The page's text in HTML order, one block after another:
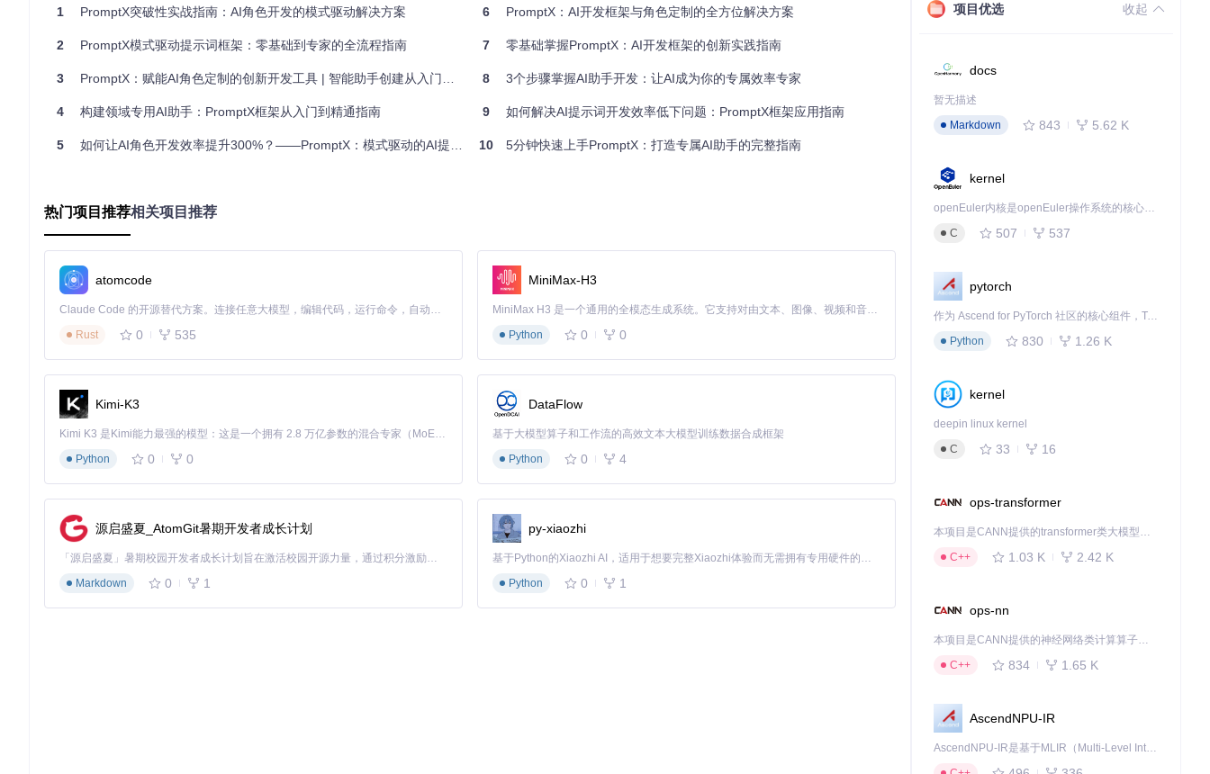
2.2 获取项目代码
git clone
2.3 安装依赖
# 使用pnpm安装依赖（推荐）
✅ 完成标记：依赖安装成功后，项目根目录将出现node_modules文件夹
方式一：桌面客户端（推荐新手）
# 构建并启动桌面应用
方式二：命令行界面
# 启动CLI模式
# 同时启动MCP服务器和前端界面
三、技术原理透视：PromptX架构解析
1 PromptX突破性实战指南：AI角色开发的模式驱动解决方案
2 PromptX模式驱动提示词框架：零基础到专家的全流程指南
3 PromptX：赋能AI角色定制的创新开发工具 | 智能助手创建从入门到精通指南
4 构建领域专用AI助手：PromptX框架从入门到精通指南
5 如何让AI角色开发效率提升300%？——PromptX：模式驱动的AI提示词开发框架
6 PromptX：AI开发框架与角色定制的全方位解决方案
7 零基础掌握PromptX：AI开发框架的创新实践指南
8 3个步骤掌握AI助手开发：让AI成为你的专属效率专家
9 如何解决AI提示词开发效率低下问题：PromptX框架应用指南
10 5分钟快速上手PromptX：打造专属AI助手的完整指南
热门项目推荐相关项目推荐
atomcode
Claude Code 的开源替代方案。连接任意大模型，编辑代码，运行命令，自动验证 — 全自动执行。用 Rust 构建，极致性能。 ｜ An open-source alternative to Claude Code. Connect any LLM, edit code, run commands, and verify changes — autonomously. Built in Rust for speed. Get Started
Rust
0 535
MiniMax-H3
MiniMax H3 是一个通用的全模态生成系统。它支持对由文本、图像、视频和音频组成的多模态上下文进行统一理解，并能生成分辨率高达 2K、时长可达 15 秒的带原生立体声音频的视频。得益于面向任务泛化的系统设计，H3 在预训练阶段就已具备广泛的多模态上下文理解与生成能力，能够出色地执行复杂的多模态指令。
Python
0 0
Kimi-K3
Kimi K3 是Kimi能力最强的模型：这是一个拥有 2.8 万亿参数的混合专家（MoE）模型，具备原生视觉理解能力，并支持 100 万 token 的上下文窗口。
Python
0 0
DataFlow
基于大模型算子和工作流的高效文本大模型训练数据合成框架
Python
0 4
源启盛夏_AtomGit暑期开发者成长计划
「源启盛夏」暑期校园开发者成长计划旨在激活校园开源力量，通过积分激励、认证扶持、资源倾斜等形式，引导高校组织和开发者完成「入驻 — 建项目 — 做贡献 — 获认证 — 得资源」的完整闭环。无论你是想带领社团入驻平台的组织者，还是希望用代码贡献证明自己的开发者，都能在这里找到属于你的成长路径。
Markdown
0 1
py-xiaozhi
基于Python的Xiaozhi AI，适用于想要完整Xiaozhi体验而无需拥有专用硬件的用户。
Python
0 1
项目优选 收起
docs
暂无描述
Markdown
843 5.62 K
kernel
openEuler内核是openEuler操作系统的核心，既是系统性能与稳定性的基石，也是连接处理器、设备与服务的桥梁。
C
507 537
pytorch
作为 Ascend for PyTorch 社区的核心组件，TorchNPU 是昇腾专为 PyTorch 打造的深度学习适配插件，使 PyTorch 框架能够直接调用昇腾 NPU，为开发者提供昇腾 AI 处理器的超强算力。
Python
830 1.26 K
kernel
deepin linux kernel
C
33 16
ops-transformer
本项目是CANN提供的transformer类大模型算子库，实现网络在NPU上加速计算。
C++
1.03 K 2.42 K
ops-nn
本项目是CANN提供的神经网络类计算算子库，实现网络在NPU上加速计算。
C++
834 1.65 K
AscendNPU-IR
AscendNPU-IR是基于MLIR（Multi-Level Intermediate Representation）构建的，面向昇腾亲和算子编译时使用的中间表示，提供昇腾完备表达能力，通过编译优化提升昇腾AI处理器计算效率，支持通过生态框架使能昇腾AI处理器与深度调优